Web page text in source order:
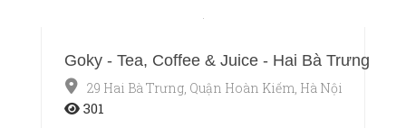
Goky - Tea, Coffee & Juice - Hai Bà Trưng
29 Hai Bà Trưng, Quận Hoàn Kiếm, Hà Nội
301